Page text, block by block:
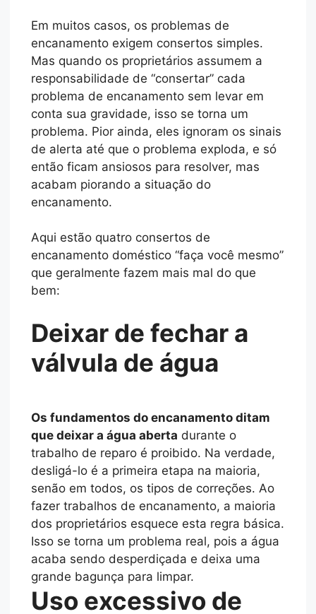
Em muitos casos, os problemas de
encanamento exigem consertos simples.
Mas quando os proprietários assumem a
responsabilidade de “consertar” cada
problema de encanamento sem levar em
conta sua gravidade, isso se torna um
problema. Pior ainda, eles ignoram os sinais
de alerta até que o problema exploda, e só
então ficam ansiosos para resolver, mas
acabam piorando a situação do
encanamento.
Aqui estão quatro consertos de
encanamento doméstico “faça você mesmo”
que geralmente fazem mais mal do que
bem:
Deixar de fechar a
válvula de água
Os fundamentos do encanamento ditam
que deixar a água aberta durante o
trabalho de reparo é proibido. Na verdade,
desligá-lo é a primeira etapa na maioria,
senão em todos, os tipos de correções. Ao
fazer trabalhos de encanamento, a maioria
dos proprietários esquece esta regra básica.
Isso se torna um problema real, pois a água
acaba sendo desperdiçada e deixa uma
grande bagunça para limpar.
Uso excessivo de